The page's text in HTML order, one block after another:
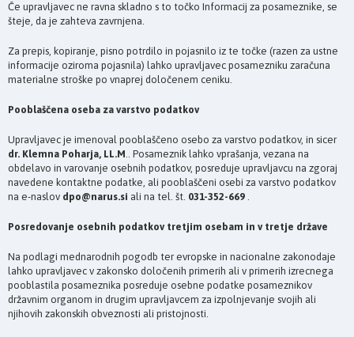
Če upravljavec ne ravna skladno s to točko Informacij za posameznike, se
šteje, da je zahteva zavrnjena.
Za prepis, kopiranje, pisno potrdilo in pojasnilo iz te točke (razen za ustne
informacije oziroma pojasnila) lahko upravljavec posamezniku zaračuna
materialne stroške po vnaprej določenem ceniku.
Pooblaščena oseba za varstvo podatkov
Upravljavec je imenoval pooblaščeno osebo za varstvo podatkov, in sicer
dr. Klemna Poharja, LL.M.. Posameznik lahko vprašanja, vezana na
obdelavo in varovanje osebnih podatkov, posreduje upravljavcu na zgoraj
navedene kontaktne podatke, ali pooblaščeni osebi za varstvo podatkov
na e-naslov dpo@narus.si ali na tel. št. 031-352-669 .
Posredovanje osebnih podatkov tretjim osebam in v tretje države
Na podlagi mednarodnih pogodb ter evropske in nacionalne zakonodaje
lahko upravljavec v zakonsko določenih primerih ali v primerih izrecnega
pooblastila posameznika posreduje osebne podatke posameznikov
državnim organom in drugim upravljavcem za izpolnjevanje svojih ali
njihovih zakonskih obveznosti ali pristojnosti.